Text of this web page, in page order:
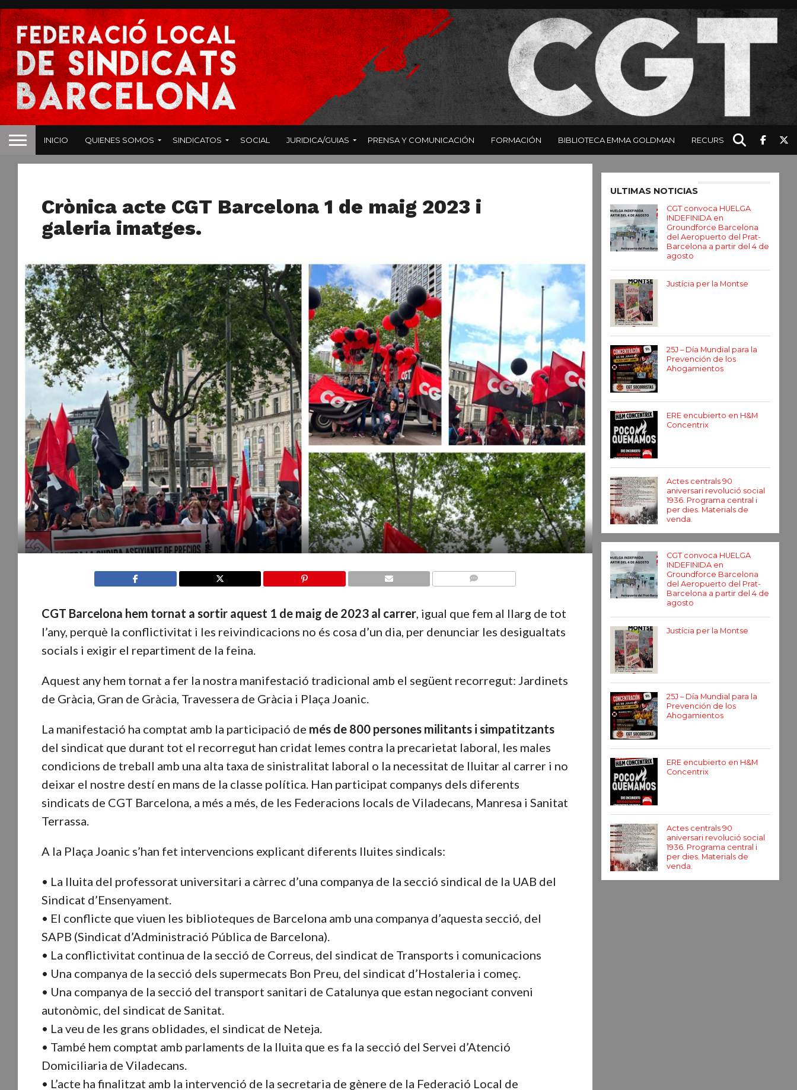
INICIO QUIENES SOMOS SINDICATOS SOCIAL JURIDICA/GUIAS PRENSA Y COMUNICACIÓN FORMACIÓN BIBLIOTECA EMMA GOLDMAN RECURSOS
Crònica acte CGT Barcelona 1 de maig 2023 i
galeria imatges.
CGT Barcelona hem tornat a sortir aquest 1 de maig de 2023 al carrer, igual que fem al llarg de tot
l’any, perquè la conflictivitat i les reivindicacions no és cosa d’un dia, per denunciar les desigualtats
socials i exigir el repartiment de la feina.
Aquest any hem tornat a fer la nostra manifestació tradicional amb el següent recorregut: Jardinets
de Gràcia, Gran de Gràcia, Travessera de Gràcia i Plaça Joanic.
La manifestació ha comptat amb la participació de més de 800 persones militants i simpatitzants
del sindicat que durant tot el recorregut han cridat lemes contra la precarietat laboral, les males
condicions de treball amb una alta taxa de sinistralitat laboral o la necessitat de lluitar al carrer i no
deixar el nostre destí en mans de la classe política. Han participat companys dels diferents
sindicats de CGT Barcelona, a més a més, de les Federacions locals de Viladecans, Manresa i Sanitat
Terrassa.
A la Plaça Joanic s’han fet intervencions explicant diferents lluites sindicals:
• La lluita del professorat universitari a càrrec d’una companya de la secció sindical de la UAB del
Sindicat d’Ensenyament.
• El conflicte que viuen les biblioteques de Barcelona amb una companya d’aquesta secció, del
SAPB (Sindicat d’Administració Pública de Barcelona).
• La conflictivitat continua de la secció de Correus, del sindicat de Transports i comunicacions
• Una companya de la secció dels supermecats Bon Preu, del sindicat d’Hostaleria i começ.
• Una companya de la secció del transport sanitari de Catalunya que estan negociant conveni
autonòmic, del sindicat de Sanitat.
• La veu de les grans oblidades, el sindicat de Neteja.
• També hem comptat amb parlaments de la lluita que es fa la secció del Servei d’Atenció
Domiciliaria de Viladecans.
• L’acte ha finalitzat amb la intervenció de la secretaria de gènere de la Federació Local de
ULTIMAS NOTICIAS
CGT convoca HUELGA
INDEFINIDA en
Groundforce Barcelona
del Aeropuerto del Prat-
Barcelona a partir del 4 de
agosto
Justícia per la Montse
25J – Día Mundial para la
Prevención de los
Ahogamientos
ERE encubierto en H&M
Concentrix
Actes centrals 90
aniversari revolució social
1936. Programa central i
per dies. Materials de
venda.
CGT convoca HUELGA
INDEFINIDA en
Groundforce Barcelona
del Aeropuerto del Prat-
Barcelona a partir del 4 de
agosto
Justícia per la Montse
25J – Día Mundial para la
Prevención de los
Ahogamientos
ERE encubierto en H&M
Concentrix
Actes centrals 90
aniversari revolució social
1936. Programa central i
per dies. Materials de
venda.